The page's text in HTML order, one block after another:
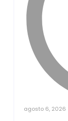
agosto 6, 2026